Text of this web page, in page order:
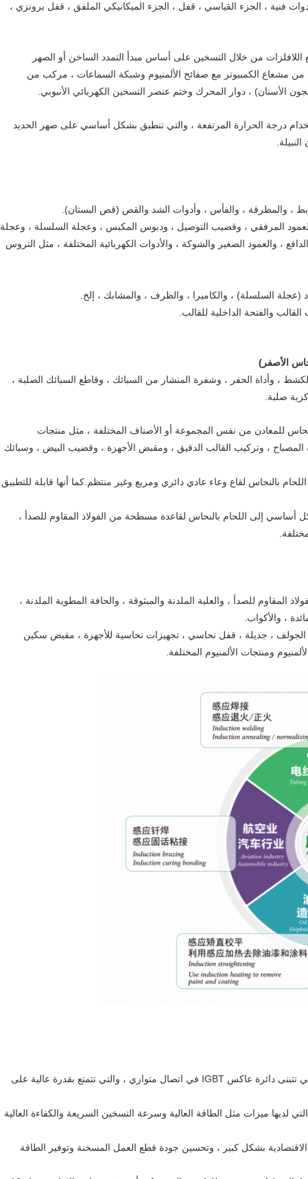
فنية ، الجزء القياسي ، قفل ، الجزء الميكانيكي الملفق ، قفل برونزي ،
من خلال التسخين على أساس مبدأ التمدد الساخن أو الصهر
مشعاع الكمبيوتر مع صفائح الألمنيوم وشبكة السماعات ، مركب من
الأسنان) ، دوار المحرك وختم عنصر التسخين الكهربائي الأنبوبي.
درجة الحرارة المرتفعة ، والتي تنطبق بشكل أساسي على صهر الحديد
، والمطرقة ، والفأس ، وأدوات الشد والقص (قص البستان).
العمود المرفقي ، وقضيب التوصيل ، ودبوس المكبس ، وعجلة السلسلة ، وعجلة
، والعمود الصغير والشوكة ، والأدوات الكهربائية المختلفة ، مثل التروس
(عجلة السلسلة) ، والكاميرا ، والظرف ، والمشابك ، إلخ.
والفتحة الداخلية للقالب.
الأصفر)
، وأداة الحفر ، وشفرة المنشار من السبائك ، وقاطع السبائك الصلبة ،
صلبة.
للمعادن من نفس المجموعة أو الأصناف المختلفة ، مثل منتجات
، وتركيب القالب الدقيق ، ومقبض الأجهزة ، وقضيب البيض ، وسبائك
بالنحاس لقاع وعاء عادي دائري ومربع وغير منتظم.كما أنها قابلة للتطبيق
أساسي إلى اللحام بالنحاس لقاعدة مسطحة من الفولاذ المقاوم للصدأ ،
المقاوم للصدأ ، والعلبة الملدنة والمبثوقة ، والحافة المطوية الملدنة ،
، والأكواب.
، جديلة ، قفل نحاسي ، تجهيزات نحاسية للأجهزة ، مقبض سكين
ومنتجات الألمنيوم المختلفة.
1. معدات تسخين الحث بالتردد المتوسط ​​100KW للتليين والتي تتبنى دائرة عاكس IGBT في اتصال متوازي ، والتي تتمتع بقدرة عالية على
التي لديها ميزات مثل الطاقة العالية وسرعة التسخين السريعة والكفاءة العالية
الاقتصادية بشكل كبير ، وتحسين جودة قطع العمل المسخنة وتوفير الطاقة